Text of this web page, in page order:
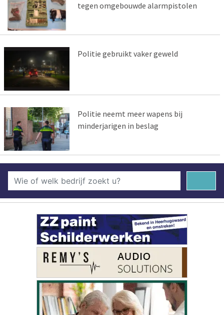
tegen omgebouwde alarmpistolen
Politie gebruikt vaker geweld
Politie neemt meer wapens bij
minderjarigen in beslag